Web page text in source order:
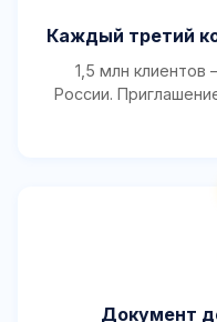
Каждый третий
1,5 млн
России.
Документ